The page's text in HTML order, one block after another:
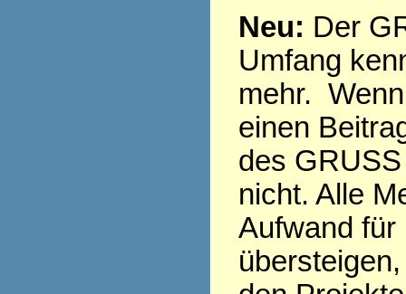
Neu: Der
Umfang
mehr.
einen
des
nicht. Alle
Aufwand für